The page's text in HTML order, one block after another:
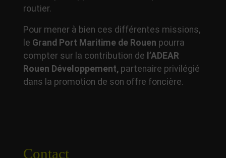
routier.
Pour mener à bien ces différentes missions,
le Grand Port Maritime de Rouen pourra
compter sur la contribution de l’ADEAR
Rouen Développement,partenaire privilégié
dans la promotion de son offre foncière.
Contact